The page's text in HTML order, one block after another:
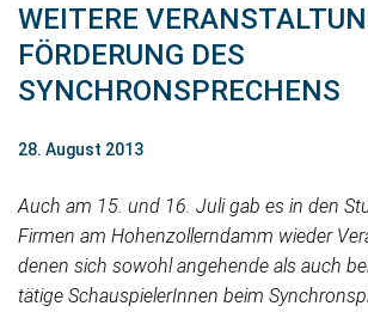
WEITERE
FÖRDERUNG DES
SYNCHRONSPRECHENS
28. August 2013
Auch am 15. und 16. Juli gab es in den
Firmen am Hohenzollerndamm wieder
denen sich sowohl angehende als auch
tätige SchauspielerInnen beim